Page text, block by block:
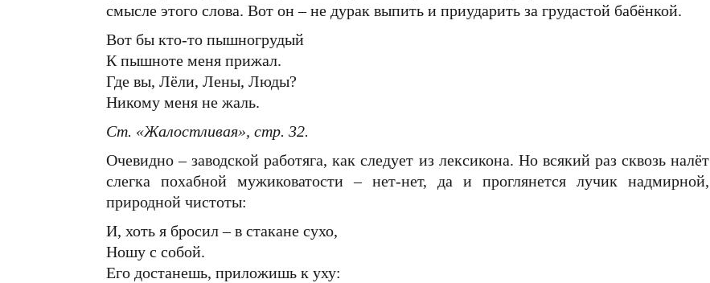
смысле этого слова. Вот он – не дурак выпить и приударить за грудастой бабёнкой.
Вот бы кто-то пышногрудый
К пышноте меня прижал.
Где вы, Лёли, Лены, Люды?
Никому меня не жаль.
Ст. «Жалостливая», стр. 32.
Очевидно – заводской работяга, как следует из лексикона. Но всякий раз сквозь налёт
слегка похабной мужиковатости – нет-нет, да и проглянется лучик надмирной,
природной чистоты:
И, хоть я бросил – в стакане сухо,
Ношу с собой.
Его достанешь, приложишь к уху: